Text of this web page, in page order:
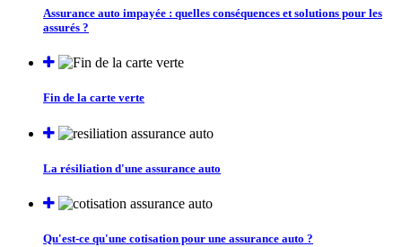
Assurance auto impayée : quelles conséquences et solutions pour les
assurés ?
Fin de la carte verte
La résiliation d'une assurance auto
Qu'est-ce qu'une cotisation pour une assurance auto ?